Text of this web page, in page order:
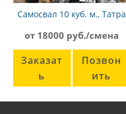
Самосвал 10 куб. м., Татра
от 18000 руб./смена
Заказат
ь
Позвон
ить